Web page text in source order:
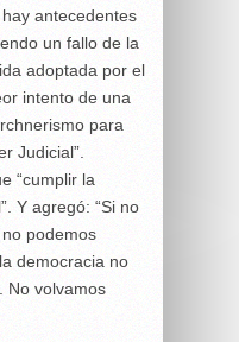
antecedentes
un fallo de la
adoptada por el
intento de una
para
Judicial”.
“cumplir la
Y agregó: “Si no
podemos
democracia no
No volvamos